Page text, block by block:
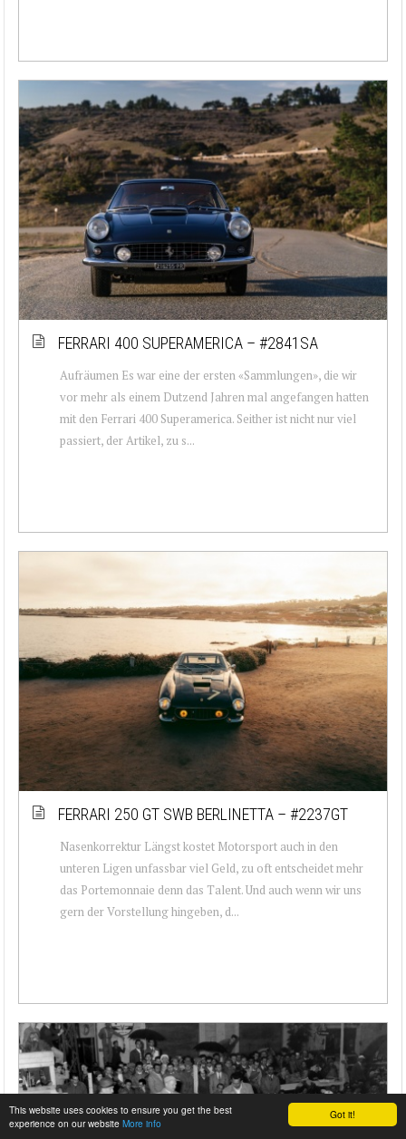
Got it!
This website uses cookies to ensure you get the best
experience on our website More info
FERRARI 400 SUPERAMERICA – #2841SA
Aufräumen Es war eine der ersten «Sammlungen», die wir
vor mehr als einem Dutzend Jahren mal angefangen hatten
mit den Ferrari 400 Superamerica. Seither ist nicht nur viel
passiert, der Artikel, zu s...
FERRARI 250 GT SWB BERLINETTA – #2237GT
Nasenkorrektur Längst kostet Motorsport auch in den
unteren Ligen unfassbar viel Geld, zu oft entscheidet mehr
das Portemonnaie denn das Talent. Und auch wenn wir uns
gern der Vorstellung hingeben, d...